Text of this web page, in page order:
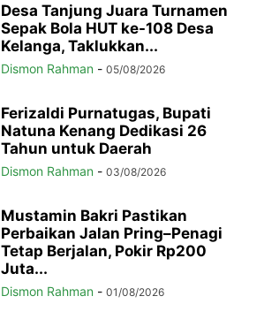
Desa Tanjung Juara Turnamen
Sepak Bola HUT ke-108 Desa
Kelanga, Taklukkan...
Dismon Rahman - 05/08/2026
Ferizaldi Purnatugas, Bupati
Natuna Kenang Dedikasi 26
Tahun untuk Daerah
Dismon Rahman - 03/08/2026
Mustamin Bakri Pastikan
Perbaikan Jalan Pring–Penagi
Tetap Berjalan, Pokir Rp200
Juta...
Dismon Rahman - 01/08/2026